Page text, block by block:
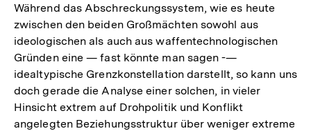
Während das Abschreckungssystem, wie es heute
zwischen den beiden Großmächten sowohl aus
ideologischen als auch aus waffentechnologischen
Gründen eine — fast könnte man sagen -—
idealtypische Grenzkonstellation darstellt, so kann uns
doch gerade die Analyse einer solchen, in vieler
Hinsicht extrem auf Drohpolitik und Konflikt
angelegten Beziehungsstruktur über weniger extreme